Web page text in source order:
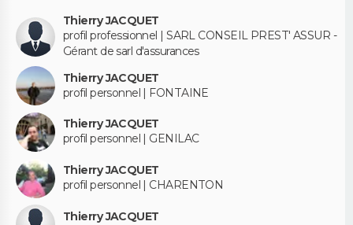
Thierry JACQUET
profil professionnel | SARL CONSEIL PREST' ASSUR -
Gérant de sarl d'assurances
Thierry JACQUET
profil personnel | FONTAINE
Thierry JACQUET
profil personnel | GENILAC
Thierry JACQUET
profil personnel | CHARENTON
Thierry JACQUET